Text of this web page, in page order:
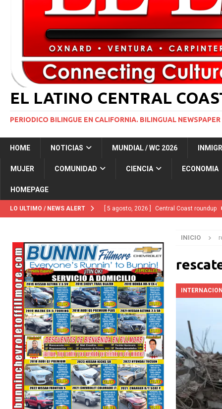
[ 1 marzo, 2024 ] Potente tormenta invernal
[ 5 agosto, 2026 ] International roundup
EL LATINO CENTRAL
PERIODICO BILINGUE EN CALIFORNIA. BILINGUAL
HOME NOTICIAS MUNDIAL / WC 2026
MUJER COMUNIDAD CIENCIA ECONOMIA
HOMEPAGE
LO ULTIMO / NEWS ALERT [ 5 agosto, 2026 ] Central Coast roundup
“terroristas extranjeros”
[ 2 julio, 2024 ] Colombia apaga el ‘efecto
[ 29 marzo, 2024 ] Corte Suprema
INMIGRACIÓN
[ 1 marzo, 2024 ] Potente tormenta
NACIONALES
[ 5 agosto, 2026 ] Resumen internacional
[ 5 agosto, 2026 ] International roundup
INICIO